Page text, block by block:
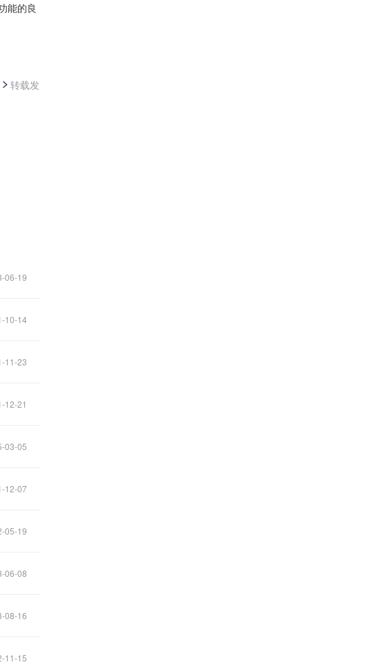
能的良
转载发
06-19
10-14
11-23
12-21
03-05
12-07
05-19
06-08
08-16
11-15